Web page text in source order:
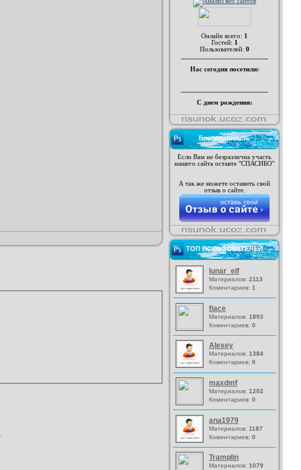
Онлайн всего: 1
Гостей: 1
Пользователей: 0
Нас сегодня посетили:
С днем рождения:
Благодарность
Если Вам не безразлична участь
нашего сайта оставте "СПАСИБО"
А так же можете оставить свой
отзыв о сайте.
ТОП ПОЛЬЗОВАТЕЛЕЙ
lunar_elf
Материалов: 2113
Коментариев: 1
fiace
Материалов: 1893
Коментариев: 0
Alexey
Материалов: 1384
Коментариев: 0
maxdmf
Материалов: 1202
Коментариев: 0
ana1979
Материалов: 1187
Коментариев: 0
Tramplin
Материалов: 1079